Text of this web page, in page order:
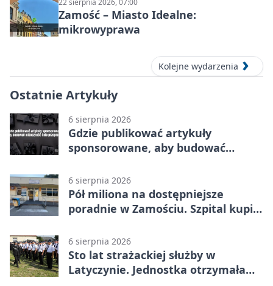
22 sierpnia 2026, 07:00
Zamość – Miasto Idealne:
mikrowyprawa
Kolejne wydarzenia
Ostatnie Artykuły
6 sierpnia 2026
Gdzie publikować artykuły
sponsorowane, aby budować
6 sierpnia 2026
Pół miliona na dostępniejsze
poradnie w Zamościu. Szpital kupi
6 sierpnia 2026
Sto lat strażackiej służby w
Latyczynie. Jednostka otrzymała